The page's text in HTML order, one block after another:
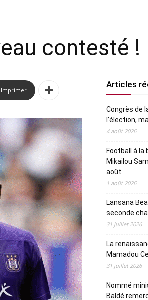
contesté !
Imprimer
Articles
Congrès de
l’élection,
4 août 2026
Football à la
Mikailou
août
1 août 2026
Lansana
seconde
31 juillet 2026
La
Mamadou
31 juillet 2026
Nommé
Baldé